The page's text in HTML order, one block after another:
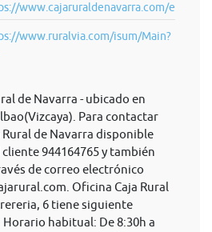
www.cajaruraldenavarra.com/es
www.ruralvia.com/isum/Main?
de Navarra - ubicado en
Para contactar
Rural de Navarra disponible
944164765 y también
de correo electrónico
. Oficina Caja Rural
6 tiene siguiente
habitual: De 8:30h a